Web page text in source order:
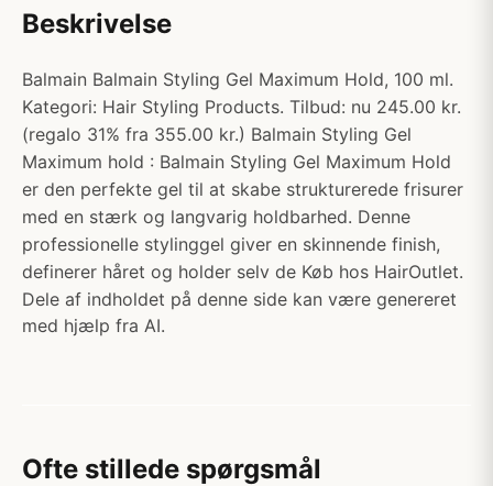
Beskrivelse
Balmain Balmain Styling Gel Maximum Hold, 100 ml.
Kategori: Hair Styling Products. Tilbud: nu 245.00 kr.
(regalo 31% fra 355.00 kr.) Balmain Styling Gel
Maximum hold : Balmain Styling Gel Maximum Hold
er den perfekte gel til at skabe strukturerede frisurer
med en stærk og langvarig holdbarhed. Denne
professionelle stylinggel giver en skinnende finish,
definerer håret og holder selv de Køb hos HairOutlet.
Dele af indholdet på denne side kan være genereret
med hjælp fra AI.
Ofte stillede spørgsmål